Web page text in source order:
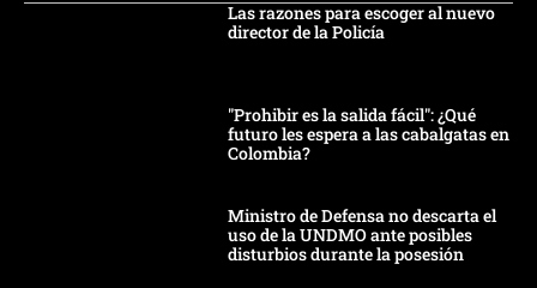
Las razones para escoger al nuevo
director de la Policía
"Prohibir es la salida fácil": ¿Qué
futuro les espera a las cabalgatas en
Colombia?
Ministro de Defensa no descarta el
uso de la UNDMO ante posibles
disturbios durante la posesión